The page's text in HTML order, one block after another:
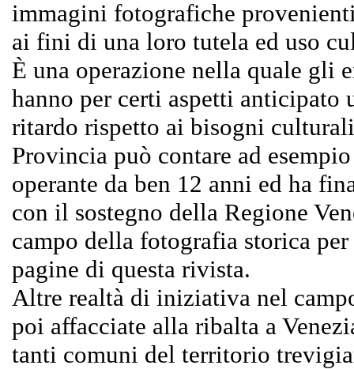
immagini fotografiche
ai fini di una loro tutela ed uso
È una operazione nella quale gli
hanno per certi aspetti anticipato
ritardo rispetto ai bisogni
Provincia può contare ad
operante da ben 12 anni ed ha
con il sostegno della Regione
campo della fotografia storica
pagine di questa rivista.
Altre realtà di iniziativa nel
poi affacciate alla ribalta a
tanti comuni del territorio